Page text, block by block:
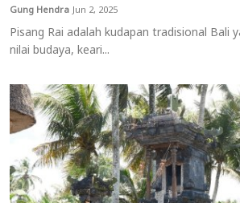
Gung HendraJun 2, 2025
Pisang Rai adalah kudapan tradisional Bali
nilai budaya, keari...